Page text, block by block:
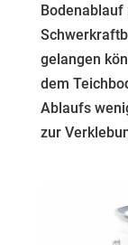
gelangen
dem
Ablaufs
zur